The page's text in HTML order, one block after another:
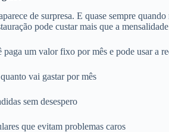
de surpresa. E quase sempre
pode custar mais que a
um valor fixo por mês e pode usar a
vai gastar por mês
sem desespero
que evitam problemas caros